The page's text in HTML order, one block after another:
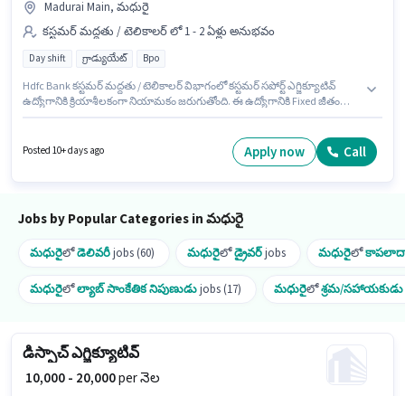
Madurai Main, మధురై
కస్టమర్ మద్దతు / టెలికాలర్ లో 1 - 2 ఏళ్లు అనుభవం
Day shift గ్రాడ్యుయేట్ Bpo
Hdfc Bank కస్టమర్ మద్దతు / టెలికాలర్ విభాగంలో కస్టమర్ సపోర్ట్ ఎగ్జిక్యూటివ్
ఉద్యోగానికి క్రియాశీలకంగా నియామకం జరుగుతోంది. ఈ ఉద్యోగానికి Fixed జీతం
వారానికి 6 days working ఉంటాయి. దరఖాస్తుదారులు కనీసం గ్రాడ్యుయేట్ డిగ్రీ లేదా
Posted 10+ days ago Apply now Call
Jobs by Popular Categories in మధురై
మధురైలోడెలివరీjobs (60) మధురైలోడ్రైవర్jobs మధురైలో
మధురైలోల్యాబ్ సాంకేతిక నిపుణుడుjobs (17) మధురైలోశ్రమ/సహాయకుడు
డిస్పాచ్ ఎగ్జిక్యూటివ్
₹ 10,000 - 20,000per నెల